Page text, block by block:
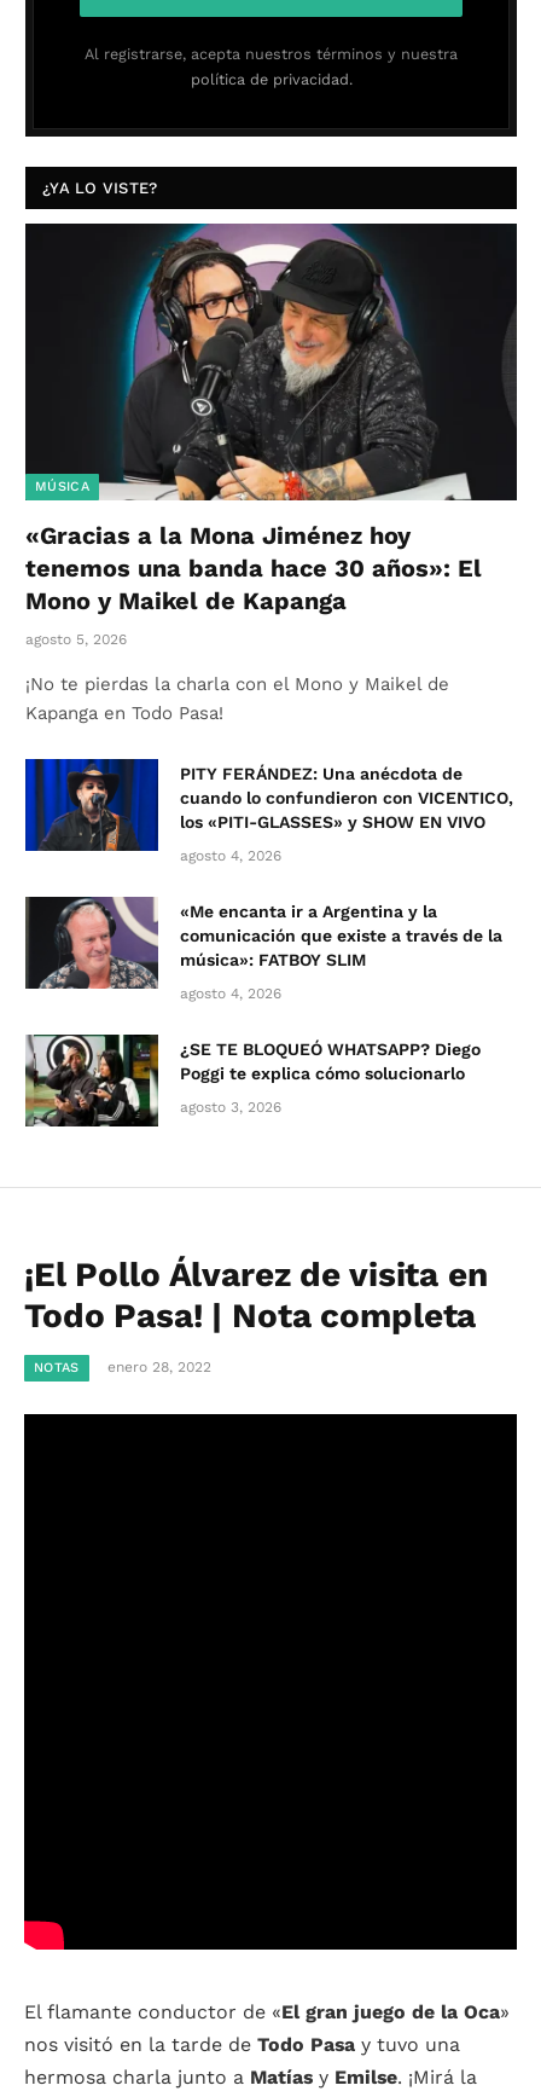
Al registrarse, acepta nuestros términos y nuestra
política de privacidad.
¿YA LO VISTE?
MÚSICA
«Gracias a la Mona Jiménez hoy
tenemos una banda hace 30 años»: El
Mono y Maikel de Kapanga
agosto 5, 2026
¡No te pierdas la charla con el Mono y Maikel de
Kapanga en Todo Pasa!
PITY FERÁNDEZ: Una anécdota de
cuando lo confundieron con VICENTICO,
los «PITI-GLASSES» y SHOW EN VIVO
agosto 4, 2026
«Me encanta ir a Argentina y la
comunicación que existe a través de la
música»: FATBOY SLIM
agosto 4, 2026
¿SE TE BLOQUEÓ WHATSAPP? Diego
Poggi te explica cómo solucionarlo
agosto 3, 2026
¡El Pollo Álvarez de visita en
Todo Pasa! | Nota completa
NOTAS enero 28, 2022
El flamante conductor de «El gran juego de la Oca»
nos visitó en la tarde de Todo Pasa y tuvo una
hermosa charla junto a Matías y Emilse. ¡Mirá la